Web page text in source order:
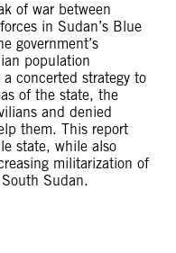
of war between
in Sudan’s Blue
government’s
population
concerted strategy to
of the state, the
and denied
them. This report
state, while also
militarization of
Sudan.